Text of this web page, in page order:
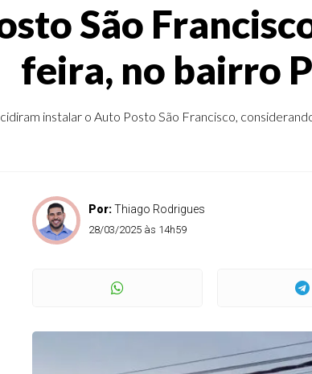
São
feira, no bairro
instalar o Auto Posto São Francisco,
Por:Thiago Rodrigues
28/03/2025 às 14h59